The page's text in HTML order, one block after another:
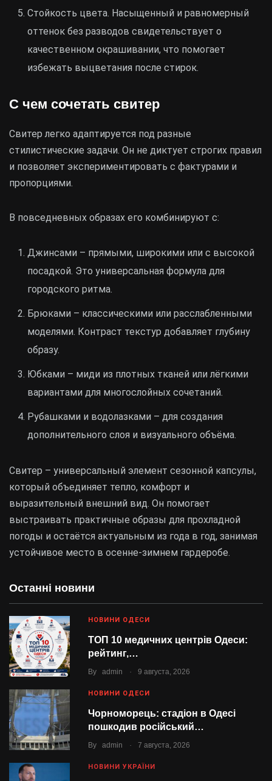
Останні новини
НОВИНИ ОДЕСИ
ТОП 10 медичних центрів Одеси:
рейтинг,…
By admin . 9 августа, 2026
НОВИНИ ОДЕСИ
Чорноморець: стадіон в Одесі
пошкодив російський…
By admin . 7 августа, 2026
НОВИНИ УКРАЇНИ
Стойкость цвета. Насыщенный и равномерный
оттенок без разводов свидетельствует о
качественном окрашивании, что помогает
избежать выцветания после стирок.
С чем сочетать свитер
Свитер легко адаптируется под разные
стилистические задачи. Он не диктует строгих правил
и позволяет экспериментировать с фактурами и
пропорциями.
В повседневных образах его комбинируют с:
Джинсами – прямыми, широкими или с высокой
посадкой. Это универсальная формула для
городского ритма.
Брюками – классическими или расслабленными
моделями. Контраст текстур добавляет глубину
образу.
Юбками – миди из плотных тканей или лёгкими
вариантами для многослойных сочетаний.
Рубашками и водолазками – для создания
дополнительного слоя и визуального объёма.
Свитер – универсальный элемент сезонной капсулы,
который объединяет тепло, комфорт и
выразительный внешний вид. Он помогает
выстраивать практичные образы для прохладной
погоды и остаётся актуальным из года в год, занимая
устойчивое место в осенне-зимнем гардеробе.